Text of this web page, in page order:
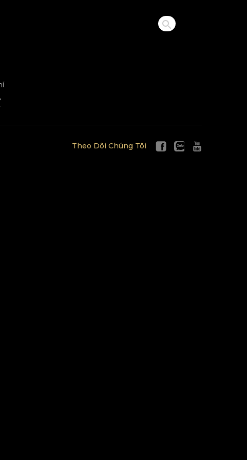
Theo Dõi Chúng Tôi